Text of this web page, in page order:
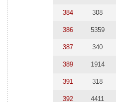
384 308
386 5359
387 340
389 1914
391 318
392 4411